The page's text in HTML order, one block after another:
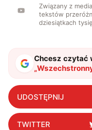
Związany z
tekstów
dziesiątkach
Chcesz czytać
„
Nowy
przeraża ceną"
UDOSTĘPNIJ
TWITTER